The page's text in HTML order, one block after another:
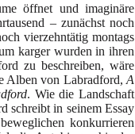
öffnet und imaginäre
– zunächst noch
vierzehntätig montags
karger wurden in ihren
zu beschreiben, wäre
Alben von Labradford, A
. Wie die Landschaft
schreibt in seinem Essay
konkurrieren